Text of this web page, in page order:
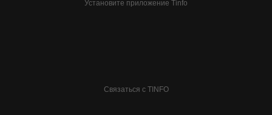
Установите приложение Tinfo
Связаться с TINFO